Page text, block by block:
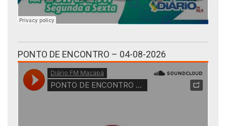
PONTO DE ENCONTRO – 04-08-2026